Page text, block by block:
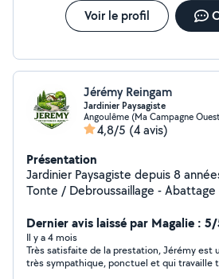
Voir le profil
Jérémy Reingam
Jardinier Paysagiste
Angoulême (Ma Campagne
4,8/5 (4 avis)
Présentation
Jardinier Paysagiste depuis 8
Tonte / Debroussaillage -
Sérieux, soigné et à l'écoute de vos
m'adapte à chaque demande, que
entretien ponctuel ou régulier. Mon
propre, entretenu et agréable à
Dernier avis laissé par Magalie :
Il y a 4 mois
Très satisfaite de la prestation, Jérémy est
très sympathique, ponctuel et qui travaille